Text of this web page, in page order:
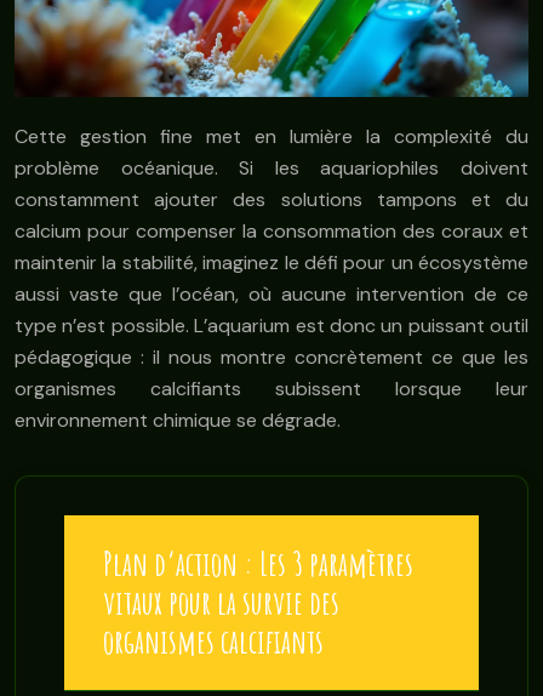
Cette gestion fine met en lumière la complexité du
problème océanique. Si les aquariophiles doivent
constamment ajouter des solutions tampons et du
calcium pour compenser la consommation des coraux et
maintenir la stabilité, imaginez le défi pour un écosystème
aussi vaste que l’océan, où aucune intervention de ce
type n’est possible. L’aquarium est donc un puissant outil
pédagogique : il nous montre concrètement ce que les
organismes calcifiants subissent lorsque leur
environnement chimique se dégrade.
Plan d’action : Les 3 paramètres
vitaux pour la survie des
organismes calcifiants